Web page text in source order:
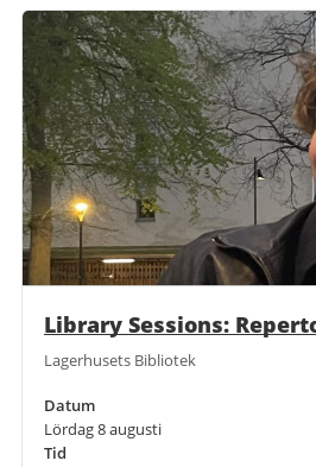
Library Sessions:
Lagerhusets Bibliotek
Datum
Lördag 8 augusti
Tid